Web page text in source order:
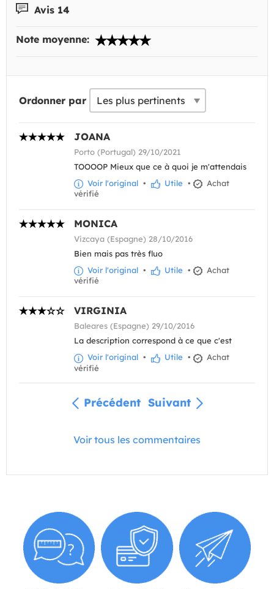
Avis 14
Note moyenne:
Ordonner par
JOANA
Porto (Portugal) 29/10/2021
TOOOOP Mieux que ce à quoi je m'attendais
Voir l'original • Utile •
Achat
vérifié
MONICA
Vizcaya (Espagne) 28/10/2016
Bien mais pas très fluo
Voir l'original • Utile •
Achat
vérifié
VIRGINIA
Baleares (Espagne) 29/10/2016
La description correspond à ce que c'est
Voir l'original • Utile •
Achat
vérifié
Précédent Suivant
Voir tous les commentaires